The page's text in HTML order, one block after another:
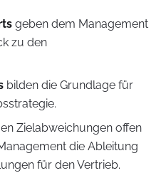
geben dem Management
zu den
bilden die Grundlage für
Zielabweichungen offen
die Ableitung
für den Vertrieb.